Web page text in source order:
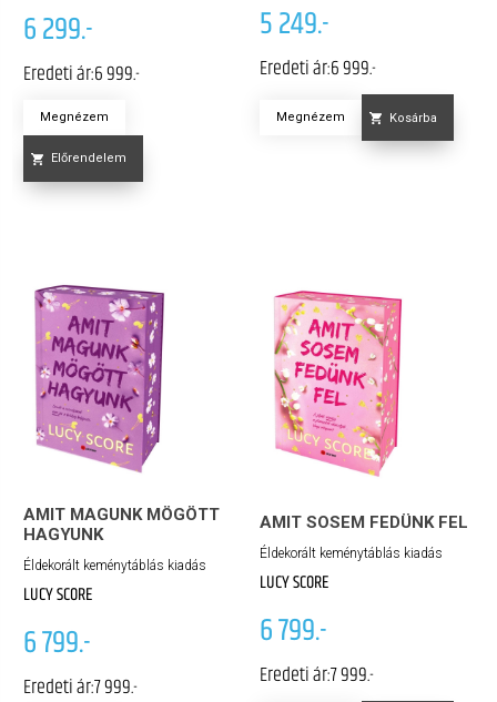
6 299.-
Eredeti ár:6 999.-
Megnézem
Előrendelem
5 249.-
Eredeti ár:6 999.-
Megnézem Kosárba
AMIT MAGUNK MÖGÖTT
HAGYUNK
Éldekorált keménytáblás kiadás
LUCY SCORE
6 799.-
Eredeti ár:7 999.-
AMIT SOSEM FEDÜNK FEL
Éldekorált keménytáblás kiadás
LUCY SCORE
6 799.-
Eredeti ár:7 999.-